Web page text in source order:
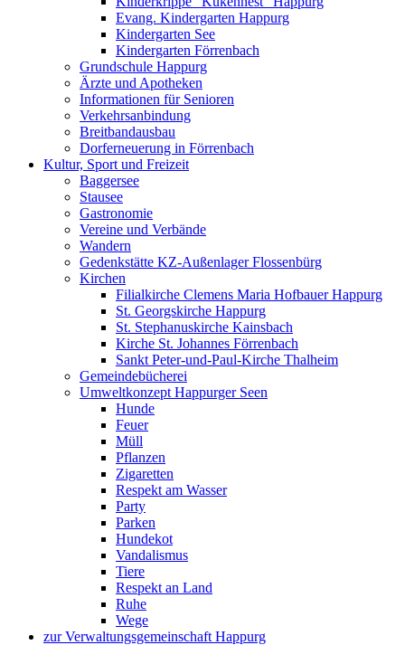
Evang. Kindergarten Happurg
Kindergarten See
Kindergarten Förrenbach
Grundschule Happurg
Ärzte und Apotheken
Informationen für Senioren
Verkehrsanbindung
Breitbandausbau
Dorferneuerung in Förrenbach
Kultur, Sport und Freizeit
Baggersee
Stausee
Gastronomie
Vereine und Verbände
Wandern
Gedenkstätte KZ-Außenlager Flossenbürg
Kirchen
Filialkirche Clemens Maria Hofbauer Happurg
St. Georgskirche Happurg
St. Stephanuskirche Kainsbach
Kirche St. Johannes Förrenbach
Sankt Peter-und-Paul-Kirche Thalheim
Gemeindebücherei
Umweltkonzept Happurger Seen
Hunde
Feuer
Müll
Pflanzen
Zigaretten
Respekt am Wasser
Party
Parken
Hundekot
Vandalismus
Tiere
Respekt an Land
Ruhe
Wege
zur Verwaltungsgemeinschaft Happurg